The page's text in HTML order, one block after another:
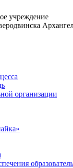
учреждение
организации